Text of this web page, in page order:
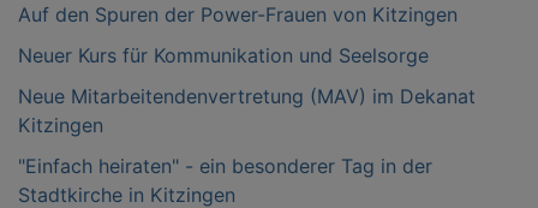
Auf den Spuren der Power-Frauen von Kitzingen
Neuer Kurs für Kommunikation und Seelsorge
Neue Mitarbeitendenvertretung (MAV) im Dekanat
Kitzingen
"Einfach heiraten" - ein besonderer Tag in der
Stadtkirche in Kitzingen